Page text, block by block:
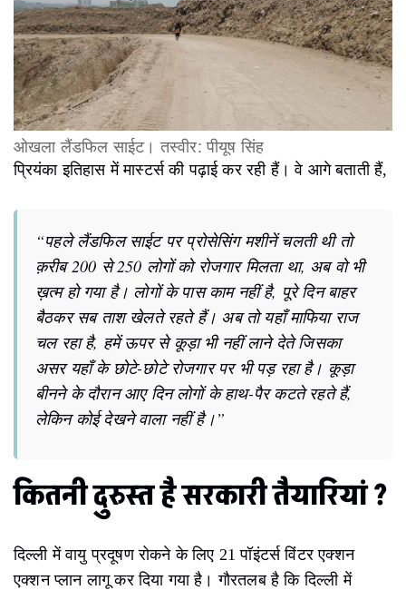
ओखला लैंडफिल साईट।तस्वीर: पीयूष सिंह
प्रियंका इतिहास में मास्टर्स की पढ़ाई कर रही हैं। वे आगे बताती हैं,
“पहले लैंडफिल साईट पर प्रोसेसिंग मशीनें चलती थी तो
क़रीब 200 से 250 लोगों को रोजगार मिलता था, अब वो भी
ख़त्म हो गया है। लोगों के पास काम नहीं है, पूरे दिन बाहर
बैठकर सब ताश खेलते रहते हैं। अब तो यहाँ माफिया राज
चल रहा है, हमें ऊपर से कूड़ा भी नहीं लाने देते जिसका
असर यहाँ के छोटे-छोटे रोजगार पर भी पड़ रहा है। कूड़ा
बीनने के दौरान आए दिन लोगों के हाथ-पैर कटते रहते हैं,
लेकिन कोई देखने वाला नहीं है।”
कितनी दुरुस्त है सरकारी तैयारियां ?
दिल्ली में वायु प्रदूषण रोकने के लिए 21 पॉइंटर्स विंटर एक्शन
एक्शन प्लान लागू कर दिया गया है। गौरतलब है कि दिल्ली में